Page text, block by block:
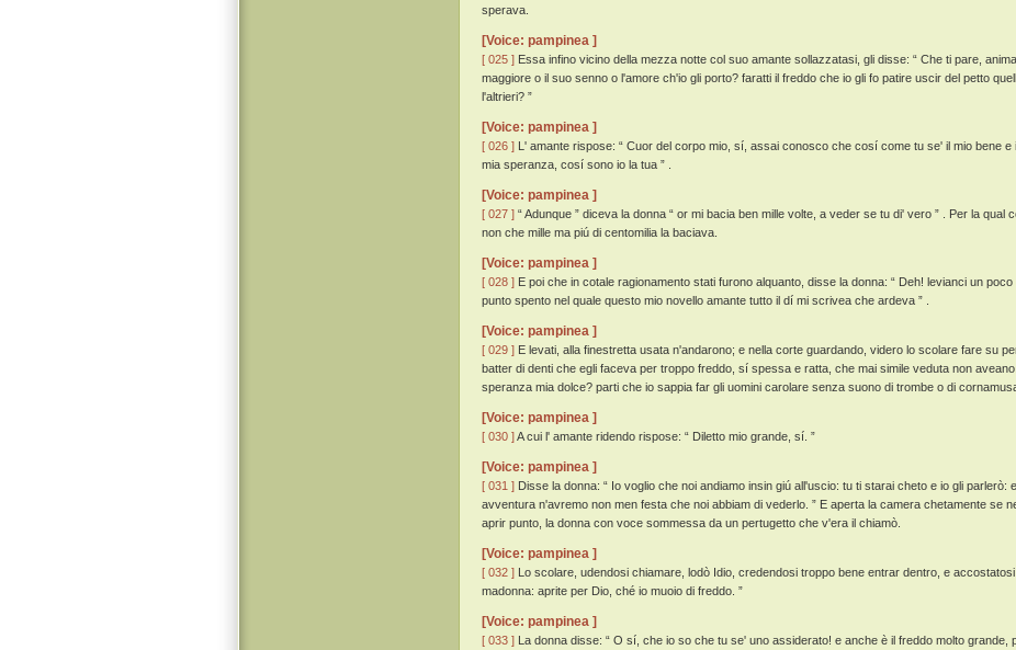
sperava.
[Voice: pampinea ]
[ 025 ] Essa infino vicino della mezza notte col suo amante sollazzatasi, gli disse: “ Che ti pare,
maggiore o il suo senno o l'amore ch'io gli porto? faratti il freddo che io gli fo patire uscir del petto
l'altrieri? ”
[Voice: pampinea ]
[ 026 ] L' amante rispose: “ Cuor del corpo mio, sí, assai conosco che cosí come tu se' il mio bene e
mia speranza, cosí sono io la tua ” .
[Voice: pampinea ]
[ 027 ] “ Adunque ” diceva la donna “ or mi bacia ben mille volte, a veder se tu di' vero ” . Per la qual
non che mille ma piú di centomilia la baciava.
[Voice: pampinea ]
[ 028 ] E poi che in cotale ragionamento stati furono alquanto, disse la donna: “ Deh! levianci un
punto spento nel quale questo mio novello amante tutto il dí mi scrivea che ardeva ” .
[Voice: pampinea ]
[ 029 ] E levati, alla finestretta usata n'andarono; e nella corte guardando, videro lo scolare fare su
batter di denti che egli faceva per troppo freddo, sí spessa e ratta, che mai simile veduta non
speranza mia dolce? parti che io sappia far gli uomini carolare senza suono di trombe o di
[Voice: pampinea ]
[ 030 ]A cui l' amante ridendo rispose: “ Diletto mio grande, sí. ”
[Voice: pampinea ]
[ 031 ] Disse la donna: “ Io voglio che noi andiamo insin giú all'uscio: tu ti starai cheto e io gli parlerò:
avventura n'avremo non men festa che noi abbiam di vederlo. ” E aperta la camera chetamente se
aprir punto, la donna con voce sommessa da un pertugetto che v'era il chiamò.
[Voice: pampinea ]
[ 032 ] Lo scolare, udendosi chiamare, lodò Idio, credendosi troppo bene entrar dentro, e accostatosi
madonna: aprite per Dio, ché io muoio di freddo. ”
[Voice: pampinea ]
[ 033 ] La donna disse: “ O sí, che io so che tu se' uno assiderato! e anche è il freddo molto